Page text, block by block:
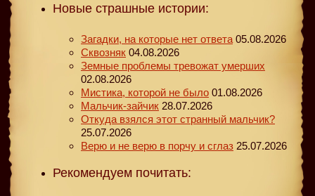
Новые страшные истории:
Загадки, на которые нет ответа 05.08.2026
Сквозняк 04.08.2026
Земные проблемы тревожат умерших
02.08.2026
Мистика, которой не было 01.08.2026
Мальчик-зайчик 28.07.2026
Откуда взялся этот странный мальчик?
25.07.2026
Верю и не верю в порчу и сглаз 25.07.2026
Рекомендуем почитать: